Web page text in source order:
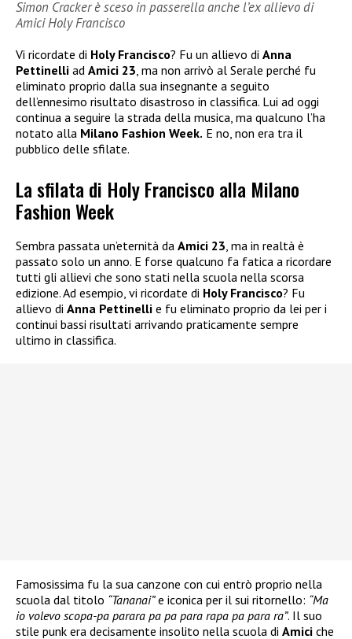
Simon Cracker è sceso in passerella anche l’ex allievo di
Amici Holy Francisco
Vi ricordate di Holy Francisco? Fu un allievo di Anna
Pettinelli ad Amici 23, ma non arrivò al Serale perché fu
eliminato proprio dalla sua insegnante a seguito
dell’ennesimo risultato disastroso in classifica. Lui ad oggi
continua a seguire la strada della musica, ma qualcuno l’ha
notato alla Milano Fashion Week. E no, non era tra il
pubblico delle sfilate.
La sfilata di Holy Francisco alla Milano
Fashion Week
Sembra passata un’eternità da Amici 23 , ma in realtà è
passato solo un anno. E forse qualcuno fa fatica a ricordare
tutti gli allievi che sono stati nella scuola nella scorsa
edizione. Ad esempio, vi ricordate di Holy Francisco? Fu
allievo di Anna Pettinelli e fu eliminato proprio da lei per i
continui bassi risultati arrivando praticamente sempre
ultimo in classifica.
Famosissima fu la sua canzone con cui entrò proprio nella
scuola dal titolo “Tananai”e iconica per il sui ritornello: “Ma
io volevo scopa-pa parara pa pa para rapa pa para ra”. Il suo
stile punk era decisamente insolito nella scuola di Amici che